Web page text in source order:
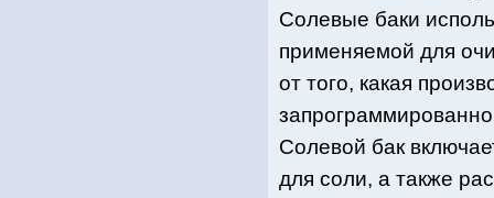
Солевые баки
применяемой для
от того, какая
Солевой бак
для соли, а также